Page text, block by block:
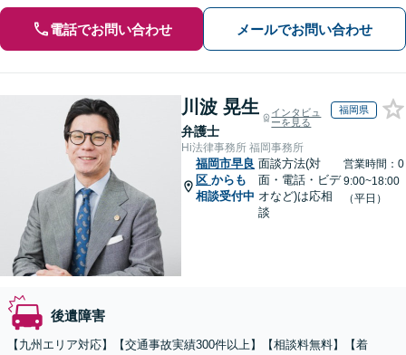
電話でお問い合わせ メールでお問い合わせ
川波 晃生
弁護士
インタビュ
ーを見る
福岡県
Hi法律事務所 福岡事務所
福岡市早良
区 からも
相談受付中
面談方法(対
面・電話・ビデ
オなど)は応相
談
営業時間：0
9:00~18:00
（平日）
後遺障害
【九州エリア対応】【交通事故実績300件以上】【相談料無料】【着